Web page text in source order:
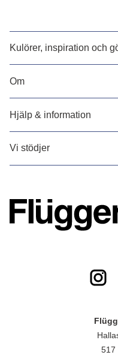
Kulörer, inspiration och
Om
Hjälp & information
Vi stödjer
517